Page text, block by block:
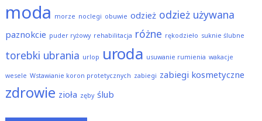
moda morze noclegi obuwie odzież odzież używana
paznokcie puder ryżowy rehabilitacja różne rękodzieło suknie ślubne
torebki ubrania urlop uroda usuwanie rumienia wakacje
wesele Wstawianie koron protetycznych zabiegi zabiegi kosmetyczne
zdrowie zioła zęby ślub